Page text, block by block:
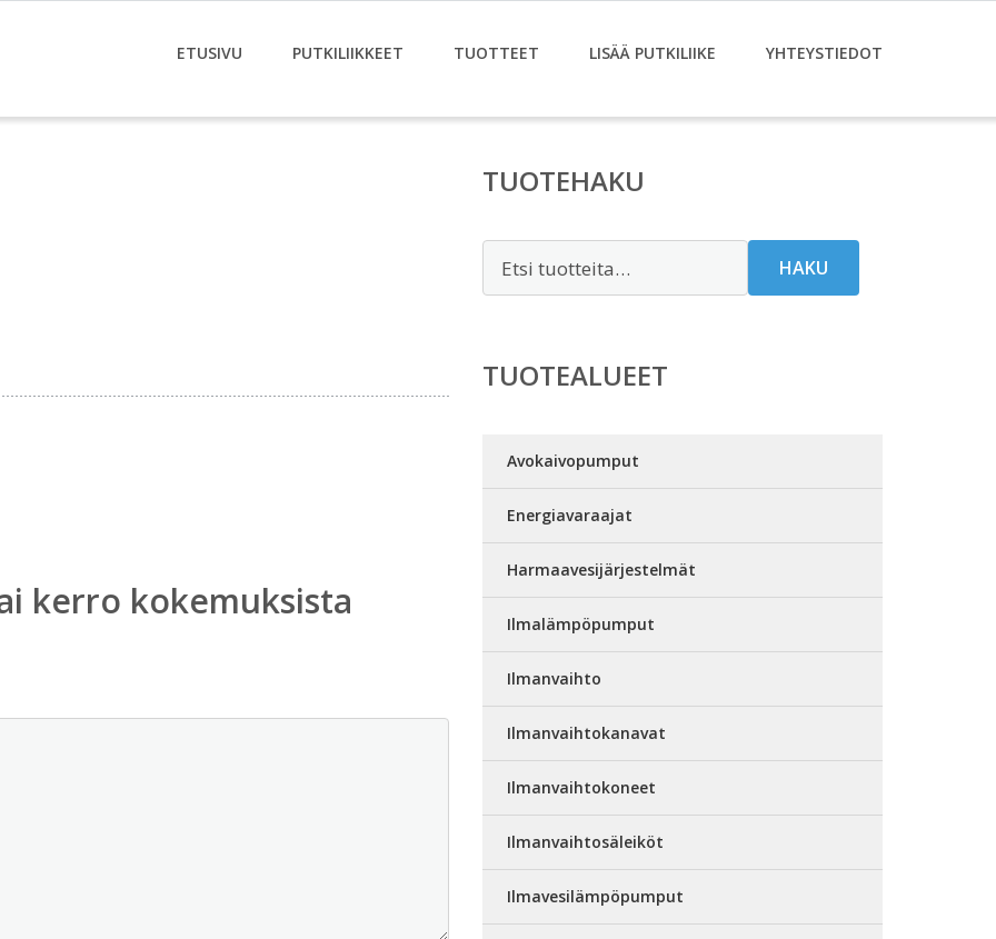
ETUSIVU PUTKILIIKKEET TUOTTEET LISÄÄ PUTKILIIKE YHTEYSTIEDOT
kerro kokemuksista
TUOTEHAKU
HAKU
TUOTEALUEET
Avokaivopumput
Energiavaraajat
Harmaavesijärjestelmät
Ilmalämpöpumput
Ilmanvaihto
Ilmanvaihtokanavat
Ilmanvaihtokoneet
Ilmanvaihtosäleiköt
Ilmavesilämpöpumput